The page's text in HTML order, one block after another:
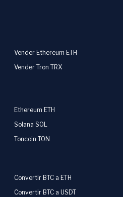
Vender Ethereum ETH
Vender Tron TRX
Ethereum ETH
Solana SOL
Toncoin TON
Convertir BTC a ETH
Convertir BTC a USDT